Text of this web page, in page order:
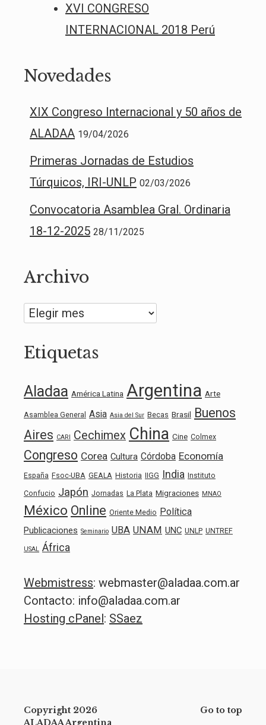
XVI CONGRESO
INTERNACIONAL 2018 Perú
Novedades
XIX Congreso Internacional y 50 años de
ALADAA 19/04/2026
Primeras Jornadas de Estudios
Túrquicos, IRI-UNLP 02/03/2026
Convocatoria Asamblea Gral. Ordinaria
18-12-2025 28/11/2025
Archivo
Archivo
Etiquetas
Aladaa América Latina Argentina Arte
Asamblea General Asia Asia del Sur Becas Brasil Buenos
Aires CARI Cechimex China Cine Colmex
Congreso Corea Cultura Córdoba Economía
España Fsoc-UBA GEALA Historia IIGG India Instituto
Confucio Japón Jornadas La Plata Migraciones MNAO
México Online Oriente Medio Política
Publicaciones Seminario UBA UNAM UNC UNLP UNTREF
USAL África
Webmistress: webmaster@aladaa.com.ar
Contacto: info@aladaa.com.ar
Hosting cPanel: SSaez
Copyright 2026
ALADAA Argentina
Go to top